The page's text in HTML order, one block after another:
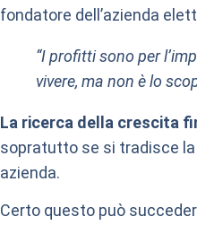
fondatore dell’azienda
“I profitti sono per
vivere, ma non è lo
La ricerca della crescita
sopratutto se si tradisce la
azienda.
Certo questo può